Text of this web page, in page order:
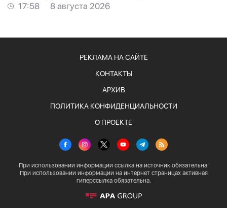
17:58
8 августа 2026
РЕКЛАМА НА САЙТЕ
КОНТАКТЫ
АРХИВ
ПОЛИТИКА КОНФИДЕНЦИАЛЬНОСТИ
О ПРОЕКТЕ
При использовании информации ссылка на источник обязательна.
При использовании информации на интернет страницах активная
гиперссылка обязательна.